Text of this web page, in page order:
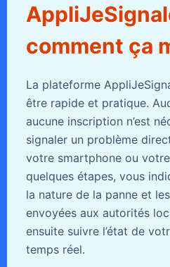
comment ça
La plateforme
être rapide et pratique.
aucune inscription n’est
signaler un problème
votre smartphone ou
quelques étapes, vous
la nature de la panne et
envoyées aux autorités
ensuite suivre l’état de
temps réel.